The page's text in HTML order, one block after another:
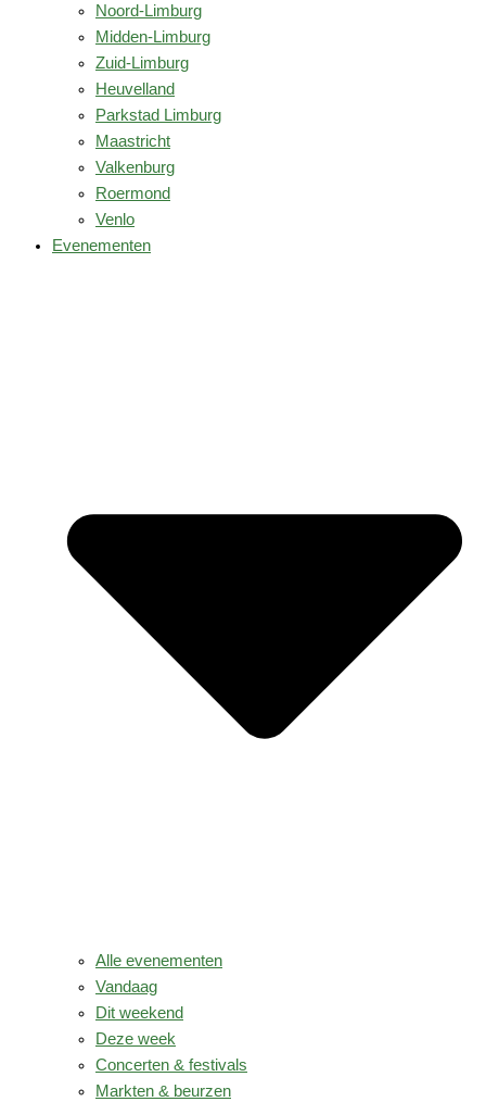
Noord-Limburg
Midden-Limburg
Zuid-Limburg
Heuvelland
Parkstad Limburg
Maastricht
Valkenburg
Roermond
Venlo
Evenementen
Alle evenementen
Vandaag
Dit weekend
Deze week
Concerten & festivals
Markten & beurzen